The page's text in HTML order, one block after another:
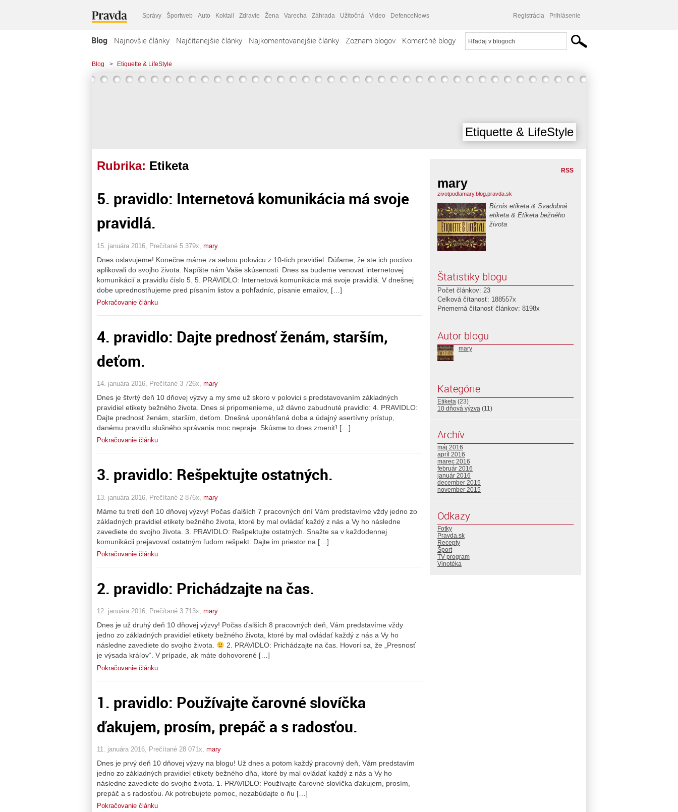
Správy Športweb Auto Koktail Zdravie Žena Varecha Záhrada Užitočná Video DefenceNews Registrácia Prihlásenie
Blog Najnovšie články Najčítanejšie články Najkomentovanejšie články Zoznam blogov Komerčné blogy
Blog > Etiquette & LifeStyle
Etiquette & LifeStyle
Rubrika: Etiketa
5. pravidlo: Internetová komunikácia má svoje
pravidlá.
15. januára 2016, Prečítané 5 379x, mary
Dnes oslavujeme! Konečne máme za sebou polovicu z 10-tich pravidiel. Dúfame, že ste ich poctivo
aplikovali do svojho života. Napíšte nám Vaše skúsenosti. Dnes sa budeme venovať internetovej
komunikácií a pravidlu číslo 5. 5. PRAVIDLO: Internetová komunikácia má svoje pravidlá. V dnešnej
dobe uprednostňujeme pred písaním listov a pohľadníc, písanie emailov, […]
Pokračovanie článku
4. pravidlo: Dajte prednosť ženám, starším,
deťom.
14. januára 2016, Prečítané 3 726x, mary
Dnes je štvrtý deň 10 dňovej výzvy a my sme už skoro v polovici s predstavovaním základných
pravidiel etikety bežného života. Dnes si pripomenieme, už dávno zabudnuté pravidlo: 4. PRAVIDLO:
Dajte prednosť ženám, starším, deťom. Dnešná uponáhľaná doba a údajný asertívny prístup,
danému pravidlu slušného správania moc nepraje. Skúsme to dnes zmeniť! […]
Pokračovanie článku
3. pravidlo: Rešpektujte ostatných.
13. januára 2016, Prečítané 2 876x, mary
Máme tu tretí deň 10 dňovej výzvy! Počas ďalších 7 pracovných dní Vám predstavíme vždy jedno zo
základných pravidiel etikety bežného života, ktoré by mal ovládať každý z nás a Vy ho následne
zavediete do svojho života. 3. PRAVIDLO: Rešpektujte ostatných. Snažte sa v každodennej
komunikácii prejavovať ostatným ľudom rešpekt. Dajte im priestor na […]
Pokračovanie článku
2. pravidlo: Prichádzajte na čas.
12. januára 2016, Prečítané 3 713x, mary
Dnes je už druhý deň 10 dňovej výzvy! Počas ďalších 8 pracovných deň, Vám predstavíme vždy
jedno zo základných pravidiel etikety bežného života, ktoré by mal ovládať každý z nás a Vy ho
následne zavediete do svojho života.
2. PRAVIDLO: Prichádzajte na čas. Hovorí sa, že „Presnosť
je výsada kráľov“. V prípade, ak máte dohovorené […]
Pokračovanie článku
1. pravidlo: Používajte čarovné slovíčka
ďakujem, prosím, prepáč a s radosťou.
11. januára 2016, Prečítané 28 071x, mary
Dnes je prvý deň 10 dňovej výzvy na blogu! Už dnes a potom každý pracovný deň, Vám predstavím
jedno zo základných pravidiel etikety bežného dňa, ktoré by mal ovládať každý z nás a Vy ho
následne zavediete do svojho života. 1. PRAVIDLO: Používajte čarovné slovíčka ďakujem, prosím,
prepáč a s radosťou. Ak potrebujete pomoc, nezabúdajte o ňu […]
Pokračovanie článku
RSS
mary
zivotpodlamary.blog.pravda.sk
Biznis etiketa & Svadobná
etiketa & Etiketa bežného
života
Štatistiky blogu
Počet článkov: 23
Celková čítanosť: 188557x
Priemerná čítanosť článkov: 8198x
Autor blogu
mary
Kategórie
Etiketa (23)
10 dňová výzva (11)
Archív
máj 2016
apríl 2016
marec 2016
február 2016
január 2016
december 2015
november 2015
Odkazy
Fotky
Pravda.sk
Recepty
Šport
TV program
Vinotéka